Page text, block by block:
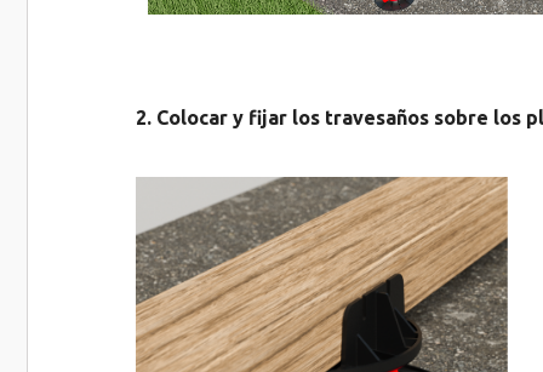
2. Colocar y fijar los travesaños sobre los